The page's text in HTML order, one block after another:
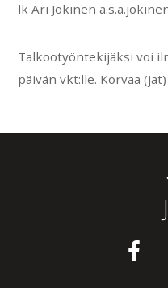
lk Ari Jokinen
Talkootyöntekijäksi voi
päivän vkt:lle. Korvaa